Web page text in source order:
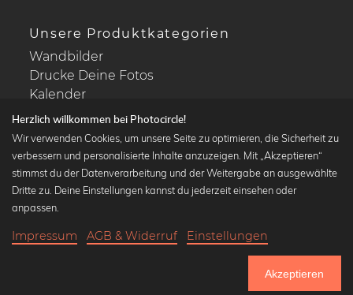
Unsere Produktkategorien
Wandbilder
Drucke Deine Fotos
Kalender
Beliebte Kollektionen
Wandbilder in schwarz-weiß
Klassiker der Kunstgeschichte
Herzlich willkommen bei Photocircle!
Wir verwenden Cookies, um unsere Seite zu optimieren, die Sicherheit zu
verbessern und personalisierte Inhalte anzuzeigen. Mit „Akzeptieren“
stimmst du der Datenverarbeitung und der Weitergabe an ausgewählte
Dritte zu. Deine Einstellungen kannst du jederzeit einsehen oder
anpassen.
Impressum AGB & Widerruf Einstellungen
Akzeptieren